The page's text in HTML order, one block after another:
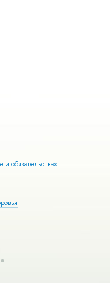
обязательствах